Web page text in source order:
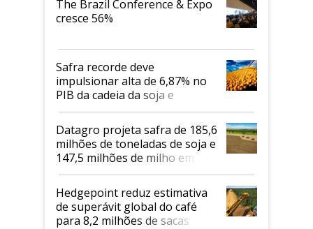
The Brazil Conference & Expo
cresce 56%
Safra recorde deve
impulsionar alta de 6,87% no
PIB da cadeia da soja e
biodiesel em 2026
Datagro projeta safra de 185,6
milhões de toneladas de soja e
147,5 milhões de milho em
2026/27
Hedgepoint reduz estimativa
de superávit global do café
para 8,2 milhões de sacas